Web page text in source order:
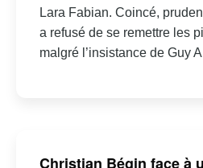
Lara Fabian. Coincé,
a refusé de se remettre les
malgré l’insistance de Guy
Christian Bégin face à